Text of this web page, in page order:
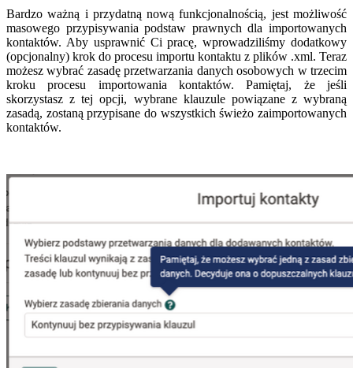
Bardzo ważną i przydatną nową funkcjonalnością, jest możliwość
masowego przypisywania podstaw prawnych dla importowanych
kontaktów. Aby usprawnić Ci pracę, wprowadziliśmy dodatkowy
(opcjonalny) krok do procesu importu kontaktu z plików .xml. Teraz
możesz wybrać zasadę przetwarzania danych osobowych w trzecim
kroku procesu importowania kontaktów. Pamiętaj, że jeśli
skorzystasz z tej opcji, wybrane klauzule powiązane z wybraną
zasadą, zostaną przypisane do wszystkich świeżo zaimportowanych
kontaktów.